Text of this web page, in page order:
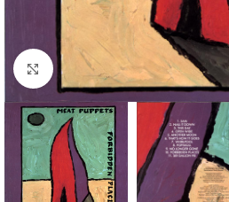
Klick zum Vergrößern